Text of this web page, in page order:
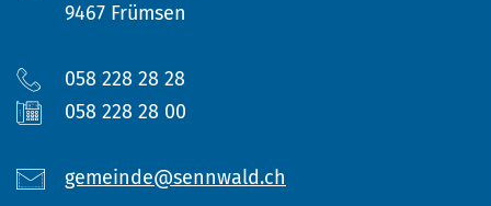
9467 Frümsen
058 228 28 28
058 228 28 00
gemeinde@sennwald.ch